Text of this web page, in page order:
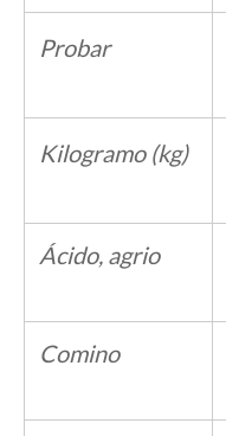
Probar
Kilogramo (kg)
Ácido, agrio
Comino